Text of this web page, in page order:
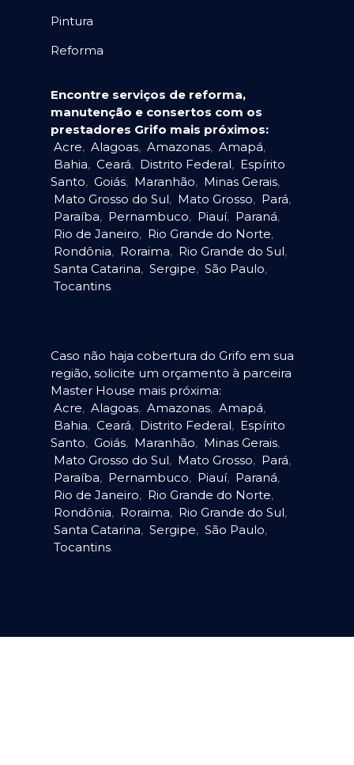
Pintura
Reforma
Encontre serviços de reforma,
manutenção e consertos com os
prestadores Grifo mais próximos:
Acre, Alagoas, Amazonas, Amapá,
Bahia, Ceará, Distrito Federal, Espírito
Santo, Goiás, Maranhão, Minas Gerais,
Mato Grosso do Sul, Mato Grosso, Pará,
Paraíba, Pernambuco, Piauí, Paraná,
Rio de Janeiro, Rio Grande do Norte,
Rondônia, Roraima, Rio Grande do Sul,
Santa Catarina, Sergipe, São Paulo,
Tocantins.
Caso não haja cobertura do Grifo em sua
região, solicite um orçamento à parceira
Master House mais próxima:
Acre, Alagoas, Amazonas, Amapá,
Bahia, Ceará, Distrito Federal, Espírito
Santo, Goiás, Maranhão, Minas Gerais,
Mato Grosso do Sul, Mato Grosso, Pará,
Paraíba, Pernambuco, Piauí, Paraná,
Rio de Janeiro, Rio Grande do Norte,
Rondônia, Roraima, Rio Grande do Sul,
Santa Catarina, Sergipe, São Paulo,
Tocantins.